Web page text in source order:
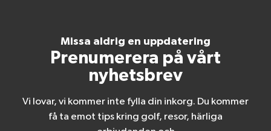
Missa aldrig en uppdatering
Prenumerera på vårt
nyhetsbrev
Vi lovar, vi kommer inte fylla din inkorg. Du kommer
få ta emot tips kring golf, resor, härliga